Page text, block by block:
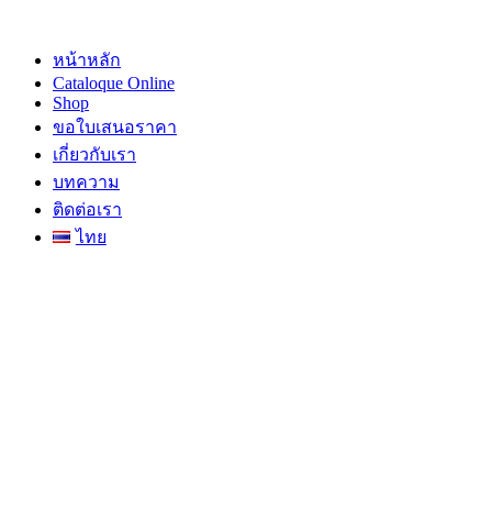
contentหน้าหลัก
Cataloque Online
Shop
ขอใบเสนอราคา
เกี่ยวกับเรา
บทความ
ติดต่อเรา
ไทย